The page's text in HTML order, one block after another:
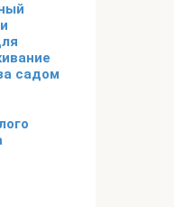
садом